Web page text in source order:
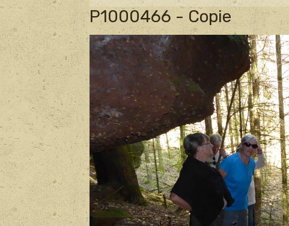
P1000466 - Copie